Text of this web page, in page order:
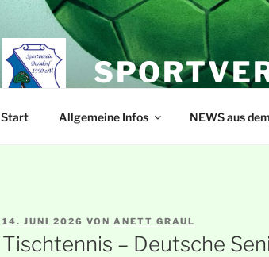
Start Allgemeine Infos NEWS aus
VERÖFFENTLICHT
AM
14. JUNI 2026 VON ANETT GRAUL
Tischtennis – Deutsche